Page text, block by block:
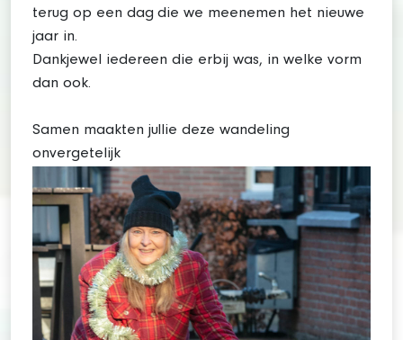
terug op een dag die we meenemen het nieuwe
jaar in.
Dankjewel iedereen die erbij was, in welke vorm
dan ook.
Samen maakten jullie deze wandeling
onvergetelijk